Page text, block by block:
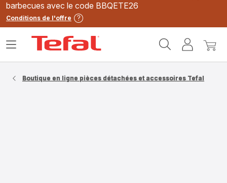
barbecues avec le code BBQETE26
Conditions de l'offre
MonMon
Ouvrir
Boutique en ligne pièces détachées et accessoires Tefal